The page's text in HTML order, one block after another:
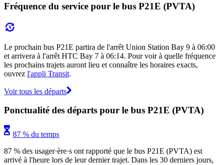
Fréquence du service pour le bus P21E (PVTA)
Le prochain bus P21E partira de l'arrêt Union Station Bay 9 à 06:00
et arrivera à l'arrêt HTC Bay 7 à 06:14. Pour voir à quelle fréquence
les prochains trajets auront lieu et connaître les horaires exacts,
ouvrez l'appli Transit.
Voir tous les départs
Ponctualité des départs pour le bus P21E (PVTA)
87 % du temps
87 % des usager·ère·s ont rapporté que le bus P21E (PVTA) est
arrivé à l'heure lors de leur dernier trajet. Dans les 30 derniers jours,